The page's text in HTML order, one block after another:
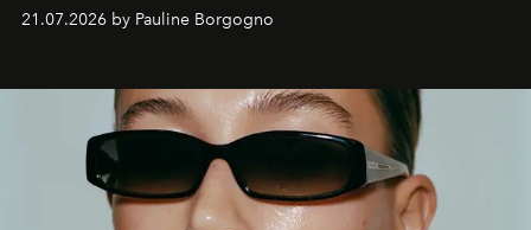
waarin zelfvertrouwen belangrijker is dan een overvloed
aan make-up.
21.07.2026 by Pauline Borgogno